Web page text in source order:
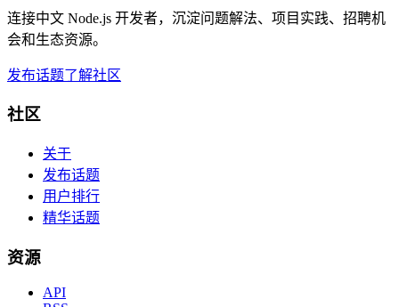
连接中文 Node.js 开发者，沉淀问题解法、项目实践、招聘机
会和生态资源。
发布话题了解社区
社区
关于
发布话题
用户排行
精华话题
资源
API